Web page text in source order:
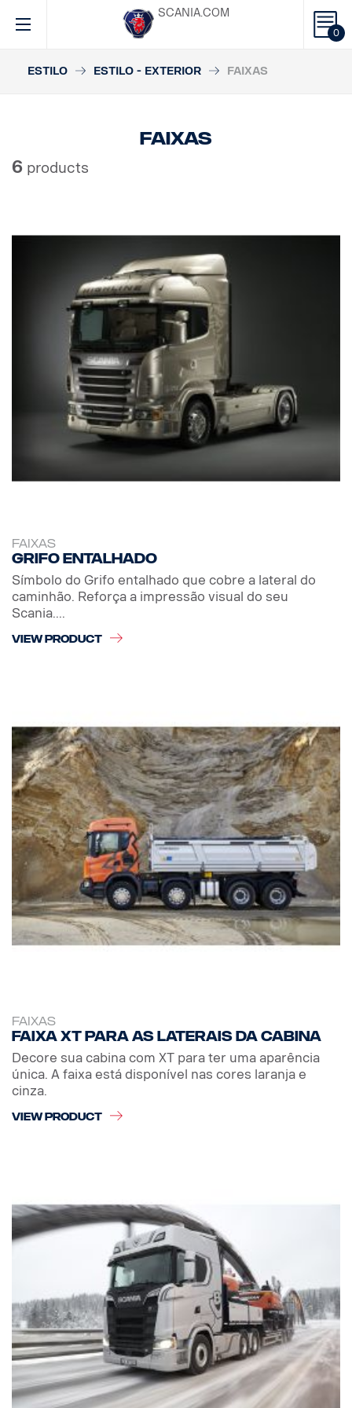
0
SCANIA.COM
ESTILO ESTILO - EXTERIOR FAIXAS
Faixas
6 products
FAIXAS
Grifo entalhado
Símbolo do Grifo entalhado que cobre a lateral do
caminhão. Reforça a impressão visual do seu
Scania....
VIEW PRODUCT
FAIXAS
Faixa XT para as laterais da cabina
Decore sua cabina com XT para ter uma aparência
única. A faixa está disponível nas cores laranja e
cinza.
VIEW PRODUCT